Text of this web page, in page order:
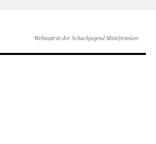
Webauftritt der Schachjugend Mittelfranken